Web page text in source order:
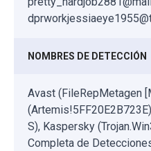
NOMBRES DE DETECCIÓN
Avast (FileRepMetagen
S), Kaspersky
Completa de